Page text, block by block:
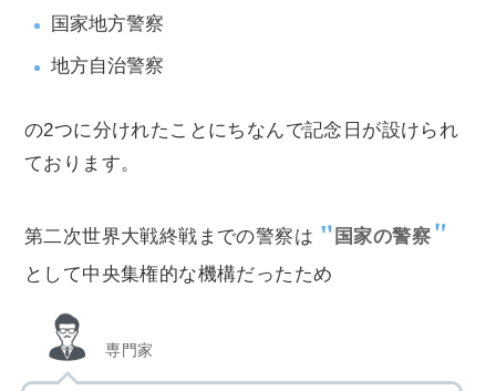
国家地方警察
地方自治警察
の2つに分けれたことにちなんで記念日が設けられ
ております。
第二次世界大戦終戦までの警察は
国家の警察
として中央集権的な機構だったため
専門家